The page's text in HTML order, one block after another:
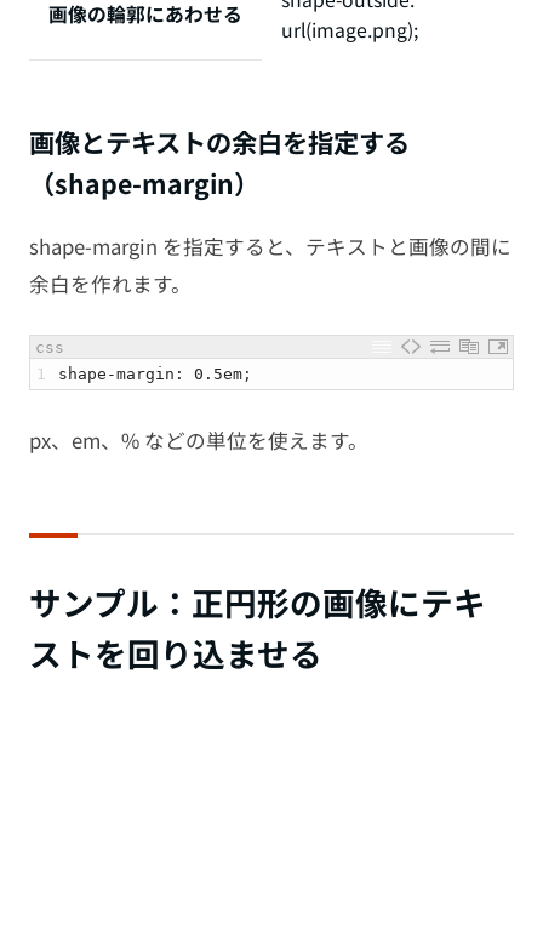
画像の輪郭にあわせる
url(image.png);
画像とテキストの余白を指定する
（shape-margin）
shape-margin を指定すると、テキストと画像の間に
余白を作れます。
css
1
shape -margin : 0.5em ;
px、em、% などの単位を使えます。
サンプル：正円形の画像にテキ
ストを回り込ませる